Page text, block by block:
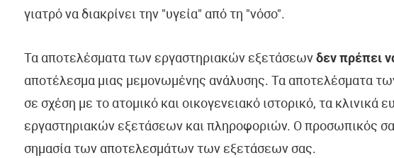
γιατρό να διακρίνει την "υγεία" από τη "νόσο".
Τα αποτελέσματα των εργαστηριακών εξετάσεων δεν πρέπει
αποτέλεσμα μιας μεμονωμένης ανάλυσης. Τα αποτελέσματα
σε σχέση με το ατομικό και οικογενειακό ιστορικό, τα
εργαστηριακών εξετάσεων και πληροφοριών. Ο προσωπικός
σημασία των αποτελεσμάτων των εξετάσεων σας.